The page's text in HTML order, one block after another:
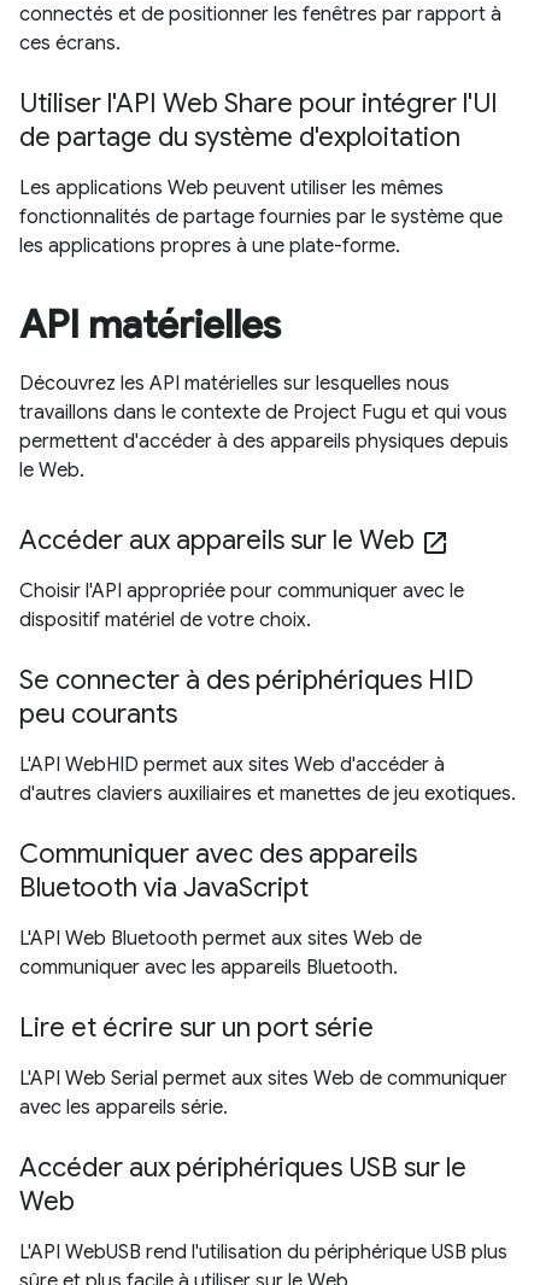
connectés et de positionner les fenêtres par rapport à
ces écrans.
Utiliser l'API Web Share pour intégrer l'UI
de partage du système d'exploitation
Les applications Web peuvent utiliser les mêmes
fonctionnalités de partage fournies par le système que
les applications propres à une plate-forme.
API matérielles
Découvrez les API matérielles sur lesquelles nous
travaillons dans le contexte de Project Fugu et qui vous
permettent d'accéder à des appareils physiques depuis
le Web.
Accéder aux appareils sur le Web open_in_new
Choisir l'API appropriée pour communiquer avec le
dispositif matériel de votre choix.
Se connecter à des périphériques HID
peu courants
L'API WebHID permet aux sites Web d'accéder à
d'autres claviers auxiliaires et manettes de jeu exotiques.
Communiquer avec des appareils
Bluetooth via JavaScript
L'API Web Bluetooth permet aux sites Web de
communiquer avec les appareils Bluetooth.
Lire et écrire sur un port série
L'API Web Serial permet aux sites Web de communiquer
avec les appareils série.
Accéder aux périphériques USB sur le
Web
L'API WebUSB rend l'utilisation du périphérique USB plus